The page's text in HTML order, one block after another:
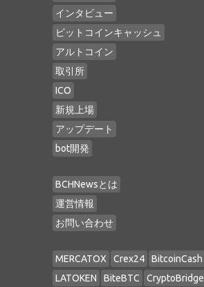
インタビュー
ビットコインキャッシュ
アルトコイン
取引所
ICO
新規上場
アップデート
bot開発
BCHNewsとは
運営情報
お問い合わせ
MERCATOX Crex24 BitcoinCash
LATOKEN
BiteBTC CryptoBridge